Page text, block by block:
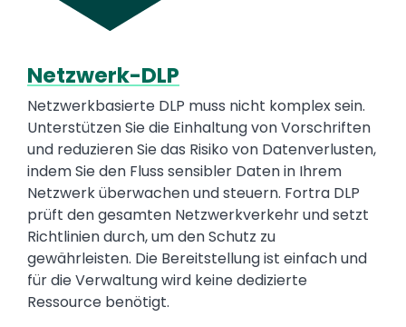
Text
Netzwerk-DLP
Netzwerkbasierte DLP muss nicht komplex sein.
Unterstützen Sie die Einhaltung von Vorschriften
und reduzieren Sie das Risiko von Datenverlusten,
indem Sie den Fluss sensibler Daten in Ihrem
Netzwerk überwachen und steuern. Fortra DLP
prüft den gesamten Netzwerkverkehr und setzt
Richtlinien durch, um den Schutz zu
gewährleisten. Die Bereitstellung ist einfach und
für die Verwaltung wird keine dedizierte
Ressource benötigt.